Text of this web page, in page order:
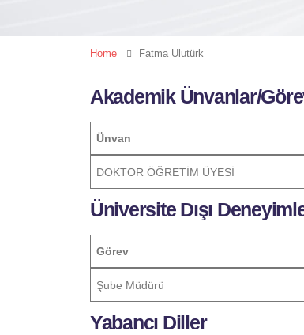
Home Fatma Ulutürk
Akademik Ünvanlar/
Ünvan
DOKTOR ÖĞRETİM ÜYESİ
Üniversite Dışı
Görev
Şube Müdürü
Yabancı Diller